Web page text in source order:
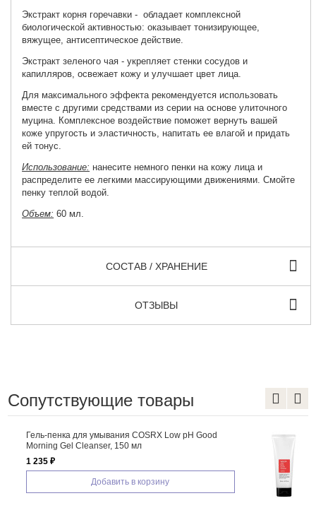
Экстракт корня горечавки - обладает комплексной
биологической активностью: оказывает тонизирующее,
вяжущее, антисептическое действие.
Экстракт зеленого чая - укрепляет стенки сосудов и
капилляров, освежает кожу и улучшает цвет лица.
Для максимального эффекта рекомендуется использовать
вместе с другими средствами из серии на основе улиточного
муцина. Комплексное воздействие поможет вернуть вашей
коже упругость и эластичность, напитать ее влагой и придать
ей тонус.
Использование: нанесите немного пенки на кожу лица и
распределите ее легкими массирующими движениями. Смойте
пенку теплой водой.
Объем: 60 мл.
СОСТАВ / ХРАНЕНИЕ
ОТЗЫВЫ
Сопутствующие товары
Пенка для умывания COSRX Salicylic Acid Daily
Gentle Cleanser
Добавить в корзину